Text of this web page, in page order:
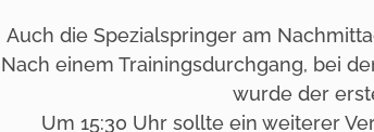
Auch die Spezialspringer am
Nach einem Trainingsdurchgang, bei
wurde der
Um 15:30 Uhr sollte ein weiterer